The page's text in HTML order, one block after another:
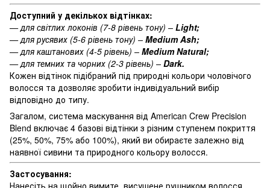
Доступний у декількох відтінках:
— для світлих локонів (7-8 рівень тону) – Light;
— для русявих (5-6 рівень тону) – Medium Ash;
— для каштанових (4-5 рівень) – Medium Natural;
— для темних та чорних (2-3 рівень) – Dark.
Кожен відтінок підібраний під природні кольори чоловічого
волосся та дозволяє зробити індивідуальний вибір
відповідно до типу.
Загалом, система маскування від American Crew Precision
Blend включає 4 базові відтінки з різним ступенем покриття
(25%, 50%, 75% або 100%), який ви обираєте залежно від
наявної сивини та природного кольору волосся.
Застосування:
Нанесіть на щойно вимите, висушене рушником волосся.